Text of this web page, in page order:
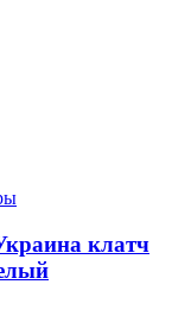
клатч